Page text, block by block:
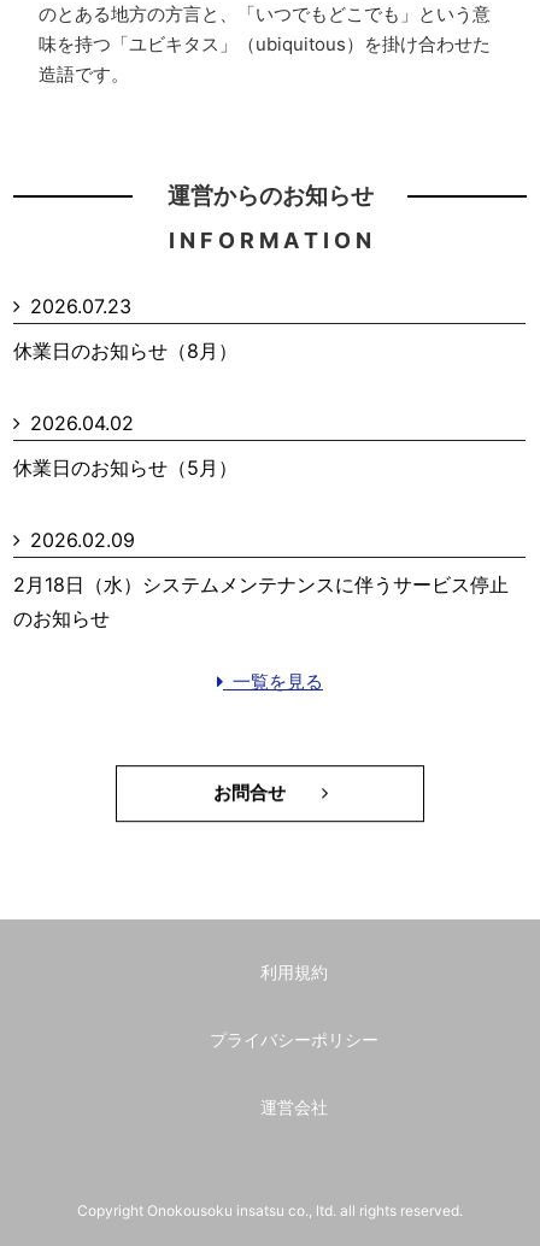
のとある地方の方言と、「いつでもどこでも」という意
味を持つ「ユビキタス」（ubiquitous）を掛け合わせた
造語です。
運営からのお知らせ
I N F O R M A T I O N
2026.07.23
休業日のお知らせ（8月）
2026.04.02
休業日のお知らせ（5月）
2026.02.09
2月18日（水）システムメンテナンスに伴うサービス停止
のお知らせ
一覧を見る
利用規約
プライバシーポリシー
運営会社
Copyright Onokousoku insatsu co., ltd. all rights reserved.